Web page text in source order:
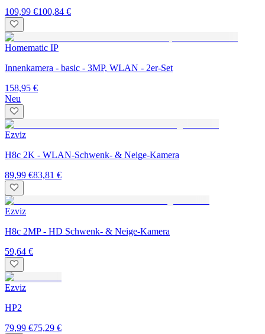
109,99 €100,84 €
Homematic IP
Innenkamera - basic - 3MP, WLAN - 2er-Set
158,95 €
Neu
Ezviz
H8c 2K - WLAN-Schwenk- & Neige-Kamera
89,99 €83,81 €
Ezviz
H8c 2MP - HD Schwenk- & Neige-Kamera
59,64 €
Ezviz
HP2
79,99 €75,29 €